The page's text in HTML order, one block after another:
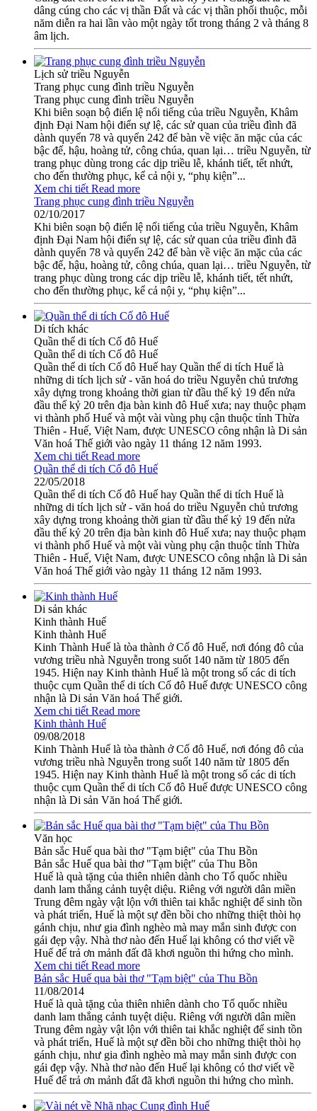
dâng cúng cho các vị thần Đất và các vị thần phối thuộc, mỗi
năm diễn ra hai lần vào một ngày tốt trong tháng 2 và tháng 8
âm lịch.
Lịch sử triều Nguyễn
Trang phục cung đình triều Nguyễn
Trang phục cung đình triều Nguyễn
Khi biên soạn bộ điển lệ nổi tiếng của triều Nguyễn, Khâm
định Ðại Nam hội điển sự lệ, các sử quan của triều đình đã
dành quyển 78 và quyển 242 để bàn về việc ăn mặc của các
bậc đế, hậu, hoàng tử, công chúa, quan lại… triều Nguyễn, từ
trang phục dùng trong các dịp triều lễ, khánh tiết, tết nhứt,
cho đến thường phục, kể cả nội y, “phụ kiện”...
Xem chi tiết Read more
Trang phục cung đình triều Nguyễn
02/10/2017
Khi biên soạn bộ điển lệ nổi tiếng của triều Nguyễn, Khâm
định Ðại Nam hội điển sự lệ, các sử quan của triều đình đã
dành quyển 78 và quyển 242 để bàn về việc ăn mặc của các
bậc đế, hậu, hoàng tử, công chúa, quan lại… triều Nguyễn, từ
trang phục dùng trong các dịp triều lễ, khánh tiết, tết nhứt,
cho đến thường phục, kể cả nội y, “phụ kiện”...
Di tích khác
Quần thể di tích Cố đô Huế
Quần thể di tích Cố đô Huế
Quần thể di tích Cố đô Huế hay Quần thể di tích Huế là
những di tích lịch sử - văn hoá do triều Nguyễn chủ trương
xây dựng trong khoảng thời gian từ đầu thế kỷ 19 đến nửa
đầu thế kỷ 20 trên địa bàn kinh đô Huế xưa; nay thuộc phạm
vi thành phố Huế và một vài vùng phụ cận thuộc tỉnh Thừa
Thiên - Huế, Việt Nam, được UNESCO công nhận là Di sản
Văn hoá Thế giới vào ngày 11 tháng 12 năm 1993.
Xem chi tiết Read more
Quần thể di tích Cố đô Huế
22/05/2018
Quần thể di tích Cố đô Huế hay Quần thể di tích Huế là
những di tích lịch sử - văn hoá do triều Nguyễn chủ trương
xây dựng trong khoảng thời gian từ đầu thế kỷ 19 đến nửa
đầu thế kỷ 20 trên địa bàn kinh đô Huế xưa; nay thuộc phạm
vi thành phố Huế và một vài vùng phụ cận thuộc tỉnh Thừa
Thiên - Huế, Việt Nam, được UNESCO công nhận là Di sản
Văn hoá Thế giới vào ngày 11 tháng 12 năm 1993.
Di sản khác
Kinh thành Huế
Kinh thành Huế
Kinh Thành Huế là tòa thành ở Cố đô Huế, nơi đóng đô của
vương triều nhà Nguyễn trong suốt 140 năm từ 1805 đến
1945. Hiện nay Kinh thành Huế là một trong số các di tích
thuộc cụm Quần thể di tích Cố đô Huế được UNESCO công
nhận là Di sản Văn hoá Thế giới.
Xem chi tiết Read more
Kinh thành Huế
09/08/2018
Kinh Thành Huế là tòa thành ở Cố đô Huế, nơi đóng đô của
vương triều nhà Nguyễn trong suốt 140 năm từ 1805 đến
1945. Hiện nay Kinh thành Huế là một trong số các di tích
thuộc cụm Quần thể di tích Cố đô Huế được UNESCO công
nhận là Di sản Văn hoá Thế giới.
Văn học
Bản sắc Huế qua bài thơ "Tạm biệt" của Thu Bồn
Bản sắc Huế qua bài thơ "Tạm biệt" của Thu Bồn
Huế là quà tặng của thiên nhiên dành cho Tổ quốc nhiều
danh lam thắng cảnh tuyệt diệu. Riêng với người dân miền
Trung đêm ngày vật lộn với thiên tai khắc nghiệt để sinh tồn
và phát triển, Huế là một sự đền bồi cho những thiệt thòi họ
gánh chịu, như gia đình nghèo mà may mắn sinh được con
gái đẹp vậy. Nhà thơ nào đến Huế lại không có thơ viết về
Huế để trả ơn mảnh đất đã khơi nguồn thi hứng cho mình.
Xem chi tiết Read more
Bản sắc Huế qua bài thơ "Tạm biệt" của Thu Bồn
11/08/2014
Huế là quà tặng của thiên nhiên dành cho Tổ quốc nhiều
danh lam thắng cảnh tuyệt diệu. Riêng với người dân miền
Trung đêm ngày vật lộn với thiên tai khắc nghiệt để sinh tồn
và phát triển, Huế là một sự đền bồi cho những thiệt thòi họ
gánh chịu, như gia đình nghèo mà may mắn sinh được con
gái đẹp vậy. Nhà thơ nào đến Huế lại không có thơ viết về
Huế để trả ơn mảnh đất đã khơi nguồn thi hứng cho mình.